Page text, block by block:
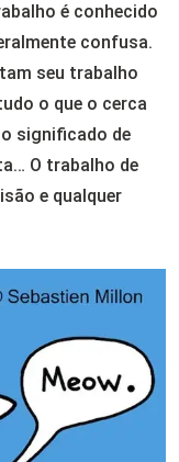
é conhecido
confusa.
seu trabalho
o que o cerca
significado de
O trabalho de
e qualquer